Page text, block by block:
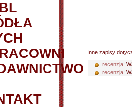
Inne zapisy
recenzja:
recenzja: